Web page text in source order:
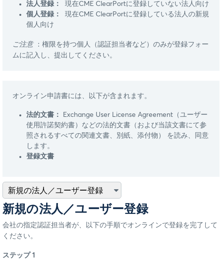
法人登録：
現在CME ClearPortに登録していない法人向け
個人登録：
現在CME ClearPortに登録している法人の新規
個人向け
ご注意 ：権限を持つ個人（認証担当者など）のみが登録フォー
ムに記入し、提出してください。
オンライン申請書には、以下が含まれます。
法的文書：
Exchange User License Agreement（ユーザー
使用許諾契約書）などの法的文書（および当該文書にて参
照されるすべての関連文書、別紙、添付物） を読み、同意
します。
登録文書
新規の法人／ユーザー登録
会社の指定認証担当者が、以下の手順でオンラインで登録を完了して
ください。
ステップ 1